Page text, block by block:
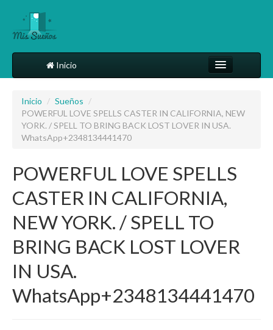
Inicio
Diccionario
Más
Inicio / Sueños /
POWERFUL LOVE SPELLS CASTER IN CALIFORNIA, NEW
YORK. / SPELL TO BRING BACK LOST LOVER IN USA.
WhatsApp+2348134441470
POWERFUL LOVE SPELLS
CASTER IN CALIFORNIA,
NEW YORK. / SPELL TO
BRING BACK LOST LOVER
IN USA.
WhatsApp+2348134441470